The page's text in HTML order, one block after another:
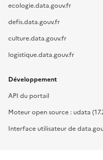
ecologie.data.gouv.fr
defis.data.gouv.fr
culture.data.gouv.fr
logistique.data.gouv.fr
Développement
API du portail
Moteur open source : udata
Interface utilisateur de